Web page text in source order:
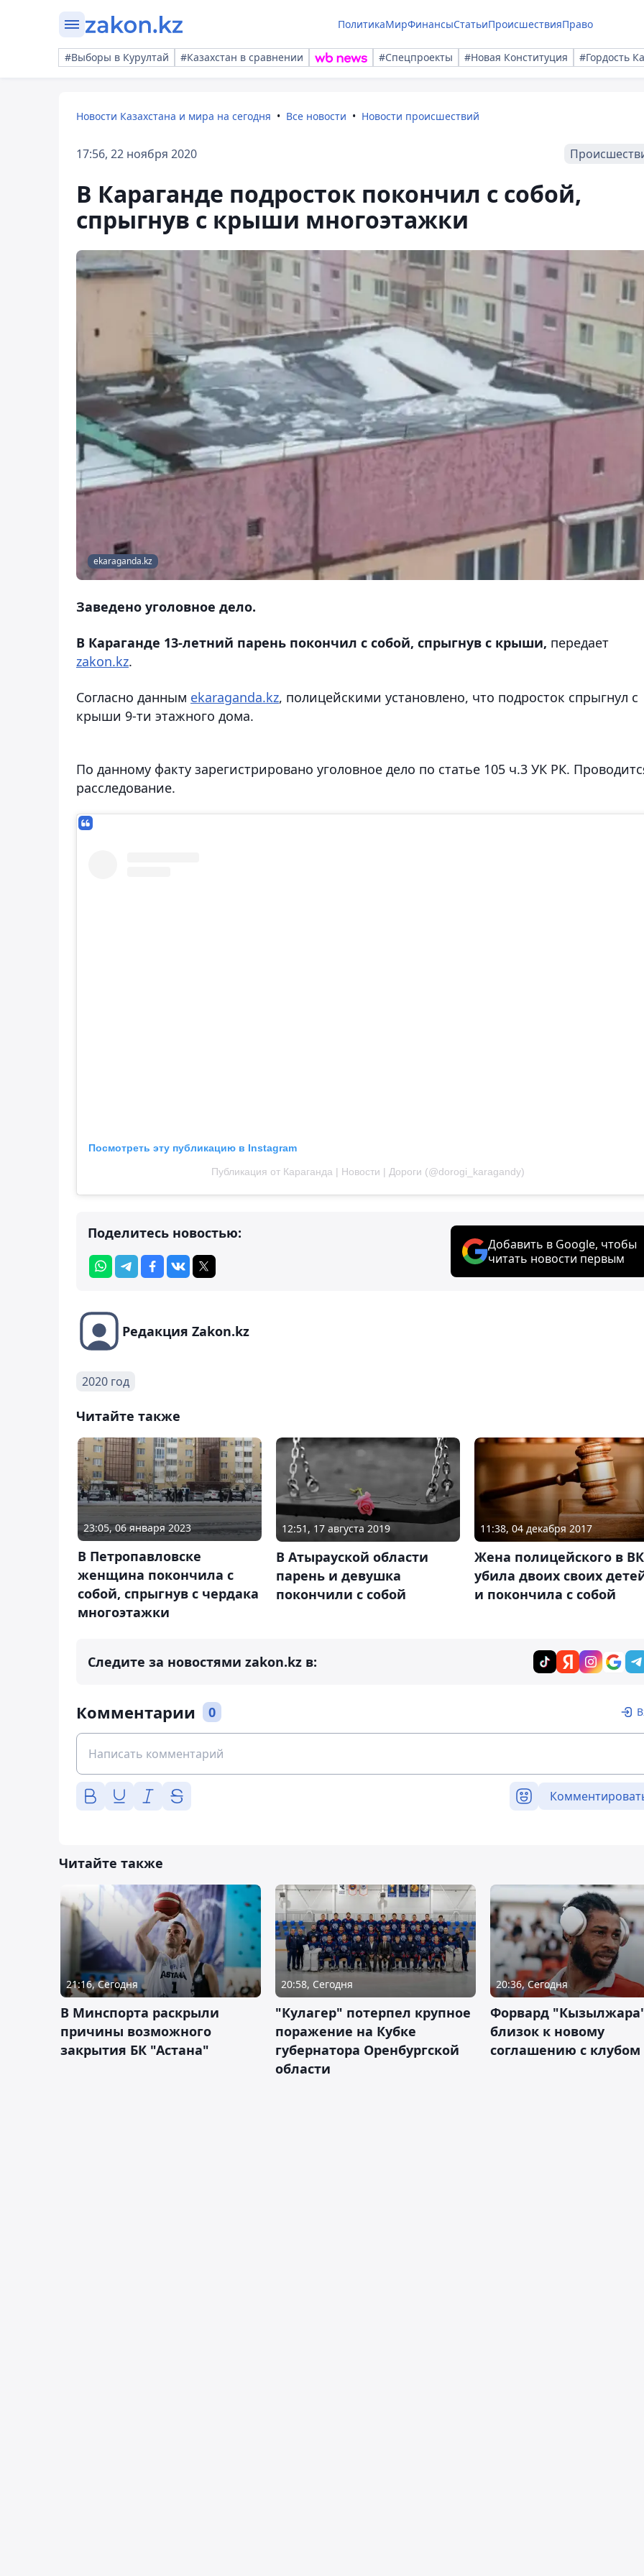
ПолитикаМирФинансыСтатьиПроисшествияПраво
#Выборы в Курултай #Казахстан в сравнении #Спецпроекты #Новая Конституция #Гордость
Новости Казахстана и мира на сегодня Все новости Новости происшествий
17:56, 22 ноября 2020
В Караганде подросток покончил с собой,
спрыгнув с крыши многоэтажки
ekaraganda.kz
Заведено уголовное дело.
В Караганде 13-летний парень покончил с собой, спрыгнув с крыши, передает
zakon.kz.
Согласно данным ekaraganda.kz, полицейскими установлено, что подросток спрыгнул с
крыши 9-ти этажного дома.
По данному факту зарегистрировано уголовное дело по статье 105 ч.3 УК РК.
расследование.
Посмотреть эту публикацию в Instagram
Публикация от Караганда | Новости | Дороги (@dorogi_karagandy)
Поделитесь новостью:
Добавить в Google, чтобы
читать новости первым
Редакция Zakon.kz
2020 год
Читайте также
23:05, 06 января 2023
В Петропавловске
женщина покончила с
собой, спрыгнув с чердака
многоэтажки
12:51, 17 августа 2019
В Атырауской области
парень и девушка
покончили с собой
11:38, 04 декабря 2017
Жена полицейского в
убила двоих своих
и покончила с собой
Следите за новостями zakon.kz в:
Комментарии 0
Читайте также
21:16, Сегодня
В Минспорта раскрыли
причины возможного
закрытия БК "Астана"
20:58, Сегодня
"Кулагер" потерпел крупное
поражение на Кубке
губернатора Оренбургской
области
20:36, Сегодня
Форвард
близок к новому
соглашению с клубом